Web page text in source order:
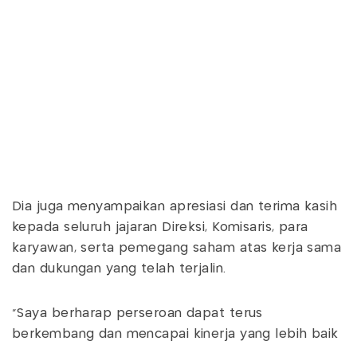
Dia juga menyampaikan apresiasi dan terima kasih
kepada seluruh jajaran Direksi, Komisaris, para
karyawan, serta pemegang saham atas kerja sama
dan dukungan yang telah terjalin.
"Saya berharap perseroan dapat terus
berkembang dan mencapai kinerja yang lebih baik